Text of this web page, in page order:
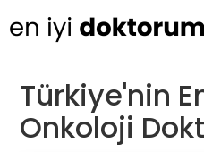
Op. Dr.
Adana / Seyhan
Türkiye'nin
Onkoloji